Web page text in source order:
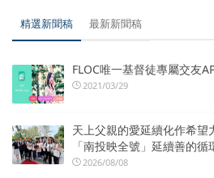
精選新聞稿 最新新聞稿
FLOC唯一基督徒專屬交友
2021/03/29
天上父親的愛延續化作希望
「南投映全號」延續善的循
2026/08/08